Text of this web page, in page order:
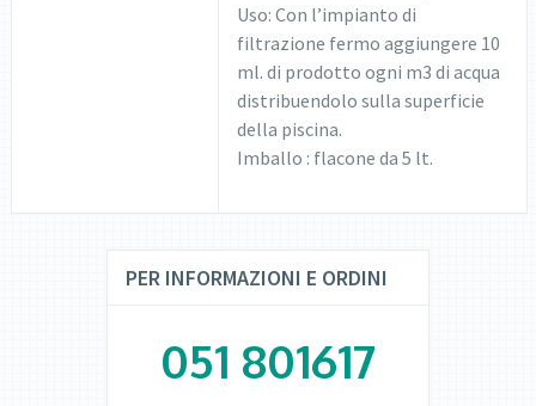
Uso: Con l’impianto di
filtrazione fermo aggiungere 10
ml. di prodotto ogni m3 di acqua
distribuendolo sulla superficie
della piscina.
Imballo : flacone da 5 lt.
PER INFORMAZIONI E ORDINI
051 801617